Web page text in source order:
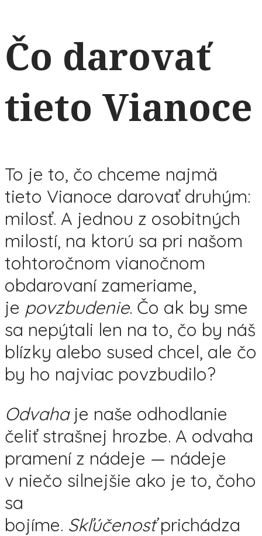
Čo darovať
tieto Vianoce
To je to, čo chceme najmä
tieto Vianoce darovať druhým:
milosť. A jednou z osobitných
milostí, na ktorú sa pri našom
tohtoročnom vianočnom
obdarovaní zameriame,
je povzbudenie. Čo ak by sme
sa nepýtali len na to, čo by náš
blízky alebo sused chcel, ale čo
by ho najviac povzbudilo?
Odvahaje naše odhodlanie
čeliť strašnej hrozbe. A odvaha
pramení z nádeje — nádeje
v niečo silnejšie ako je to, čoho
sa
bojíme. Skľúčenosťprichádza